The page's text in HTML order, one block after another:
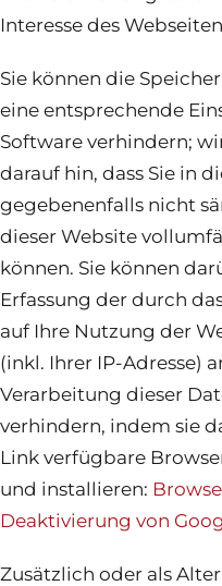
Interesse des
Sie können die
eine entsprechende
Software verhindern;
darauf hin, dass Sie in
gegebenenfalls nicht
dieser Website
können. Sie können
Erfassung der durch
auf Ihre Nutzung der
(inkl. Ihrer IP-Adresse)
Verarbeitung dieser
verhindern, indem sie
Link verfügbare
und installieren:
Deaktivierung von
Zusätzlich oder als